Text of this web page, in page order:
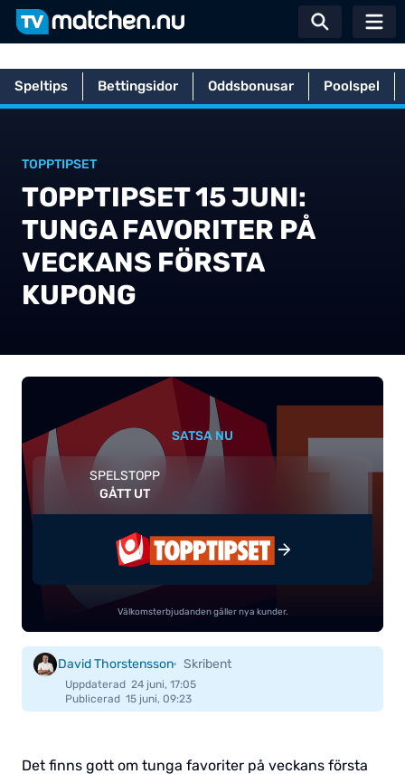
Växla
Speltips Bettingsidor Oddsbonusar Poolspel
Betting Poolspel Topptipset Topptipset 15 juni:
TOPPTIPSET 15 JUNI:
TUNGA FAVORITER PÅ
VECKANS FÖRSTA
KUPONG
TOPPTIPSET
SATSA NU
SPELSTOPP
GÅTT UT
TILL BOOKMAKER
Välkomsterbjudanden gäller nya kunder.
David Thorstensson Skribent
Uppdaterad 24 juni, 17:05
Publicerad 15 juni, 09:23
Det finns gott om tunga favoriter på veckans första